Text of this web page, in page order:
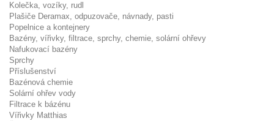
Kolečka, vozíky, rudl
Plašiče Deramax, odpuzovače, návnady, pasti
Popelnice a kontejnery
Bazény, vířivky, filtrace, sprchy, chemie, solární ohřevy
Nafukovací bazény
Sprchy
Příslušenství
Bazénová chemie
Solární ohřev vody
Filtrace k bázénu
Vířivky Matthias